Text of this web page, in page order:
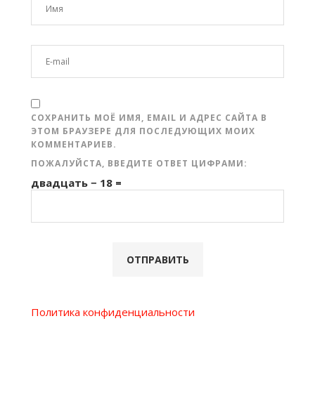
СОХРАНИТЬ МОЁ ИМЯ, EMAIL И АДРЕС САЙТА В
ЭТОМ БРАУЗЕРЕ ДЛЯ ПОСЛЕДУЮЩИХ МОИХ
КОММЕНТАРИЕВ.
ПОЖАЛУЙСТА, ВВЕДИТЕ ОТВЕТ ЦИФРАМИ:
двадцать − 18 =
Политика конфиденциальности